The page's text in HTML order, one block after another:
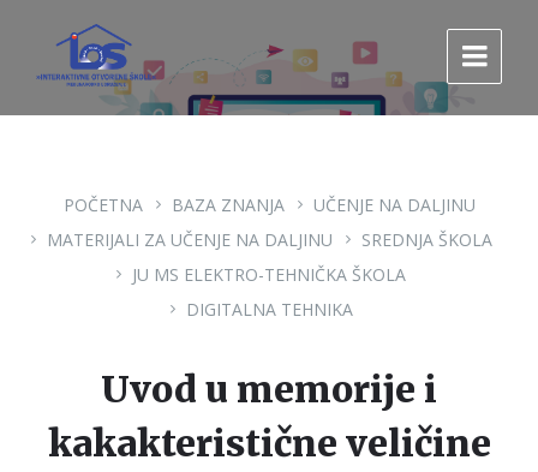
sadržaj
glavnu
navigaciju.
POČETNA BAZA ZNANJA
UČENJE NA DALJINU
MATERIJALI ZA UČENJE NA DALJINU
SREDNJA ŠKOLA
JU MS ELEKTRO-TEHNIČKA ŠKOLA
DIGITALNA TEHNIKA
Uvod u memorije i
kakakteristične veličine